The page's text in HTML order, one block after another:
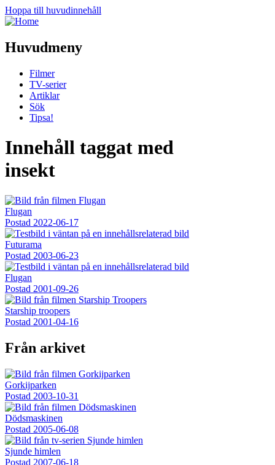
Hoppa till huvudinnehåll
Huvudmeny
Filmer
TV-serier
Artiklar
Sök
Tipsa!
Innehåll taggat med
insekt
Flugan
Postad 2022-06-17
Futurama
Postad 2003-06-23
Flugan
Postad 2001-09-26
Starship troopers
Postad 2001-04-16
Från arkivet
Gorkijparken
Postad 2003-10-31
Dödsmaskinen
Postad 2005-06-08
Sjunde himlen
Postad 2007-06-18